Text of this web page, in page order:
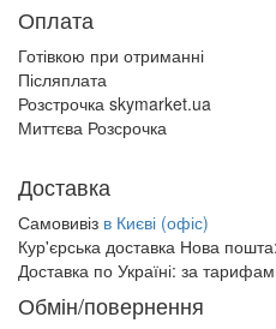
Оплата
Готівкою при отриманні
Післяплата
Розстрочка skymarket.ua
Миттєва Розсрочка
Доставка
Самовивіз в Києві (офіс)
Кур'єрська доставка Нова пошта:
Доставка по Україні: за
Обмін/повернення